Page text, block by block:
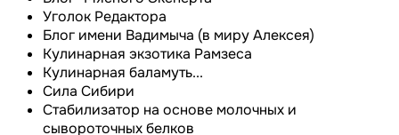
Уголок Редактора
Блог имени Вадимыча (в миру Алексея)
Кулинарная экзотика Рамзеса
Кулинарная баламуть...
Сила Сибири
Cтабилизатор на основе молочных и
сывороточных белков